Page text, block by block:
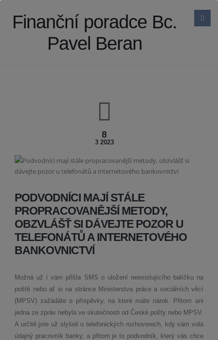
Finanční poradce Bc.
Pavel Beran
8
3 2023
PODVODNÍCI MAJÍ STÁLE
PROPRACOVANĚJŠÍ METODY,
OBZVLÁŠŤ SI DÁVEJTE POZOR U
TELEFONÁTŮ A INTERNETOVÉHO
BANKOVNICTVÍ
Možná už i vám přišla SMS o uložení neexistujícího balíčku na
poště nebo ať si na stránce Ministerstva práce a sociálních věcí
(MPSV) zažádáte o příspěvky, na které máte nárok. Přitom ani
jedna ze zpráv nebyla ve skutečnosti od České pošty nebo MPSV.
A určitě jste už slyšeli o telefonických rozhovorech, kdy vám volá
údajný pracovník banky, a přitom je to podvodník, který vás chce